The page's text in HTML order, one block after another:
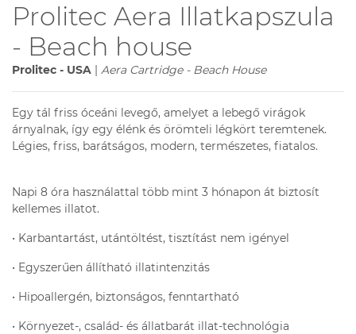
Prolitec Aera Illatkapszula
- Beach house
Prolitec - USA | Aera Cartridge - Beach House
Egy tál friss óceáni levegő, amelyet a lebegő virágok
árnyalnak, így egy élénk és örömteli légkört teremtenek.
Légies, friss, barátságos, modern, természetes, fiatalos.
Napi 8 óra használattal több mint 3 hónapon át biztosít
kellemes illatot.
• Karbantartást, utántöltést, tisztítást nem igényel
• Egyszerűen állítható illatintenzitás
• Hipoallergén, biztonságos, fenntartható
• Környezet-, család- és állatbarát illat-technológia